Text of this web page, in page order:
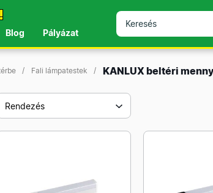
Blog Pályázat
Fali lámpatestek KANLUX beltéri
Rendezés